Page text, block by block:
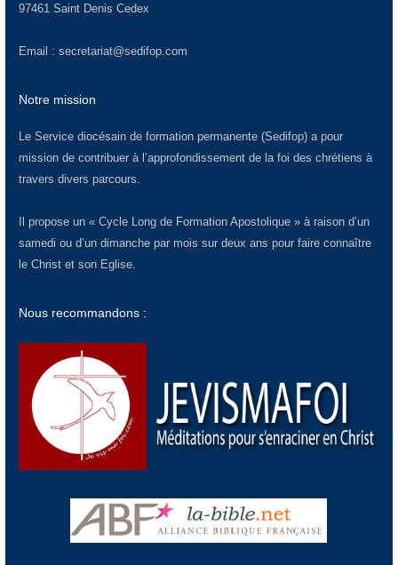
97461 Saint Denis Cedex
Email : secretariat@sedifop.com
Notre mission
Le Service diocésain de formation permanente (Sedifop) a pour
mission de contribuer à l’approfondissement de la foi des chrétiens à
travers divers parcours.
Il propose un « Cycle Long de Formation Apostolique » à raison d’un
samedi ou d’un dimanche par mois sur deux ans pour faire connaître
le Christ et son Eglise.
Nous recommandons :